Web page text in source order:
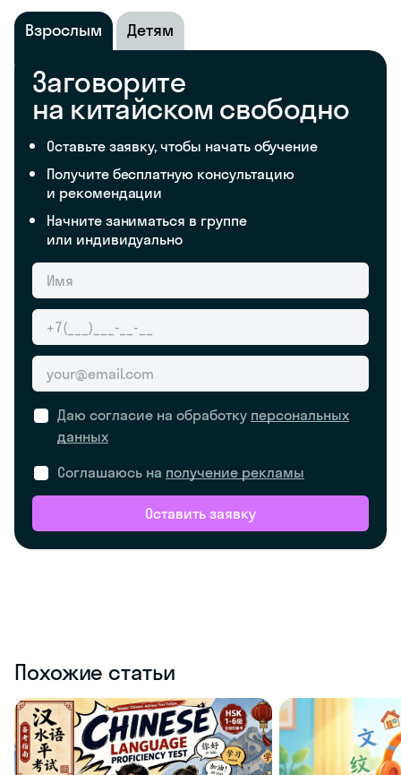
Взрослым Детям
Заговорите
на китайском свободно
Оставьте заявку, чтобы начать обучение
Получите бесплатную консультацию
и рекомендации
Начните заниматься в группе
или индивидуально
Даю согласие на обработку персональных
данных
Соглашаюсь на получение рекламы
Оставить заявку
Похожие статьи